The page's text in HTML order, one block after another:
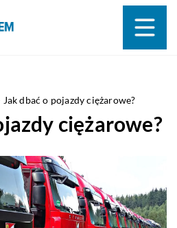
Jak dbać o pojazdy ciężarowe?
ciężarowe?